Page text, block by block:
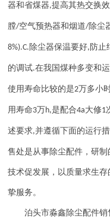
器和省煤器,提高其热交换
膛/空气预热器和烟道/除尘
8%).C. 除尘器保温要好, 防止
的调试.在我国煤种多变和
使用寿命比较的是2万多小
用寿命3万h,是配合4a大修1
述要求,并遵循下面的运行
售处是从事除尘配件，研
技术促发展，以质量求生
挚服务。
泊头市淼鑫除尘配件